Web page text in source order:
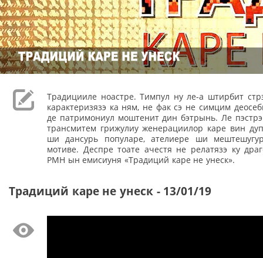
Традицииле ноастре. Тимпул ну ле-а штирбит
карактеризязэ ка ням, не фак сэ не симцим
де патримониул моштенит дин бэтрынь. Ле
трансмитем грижулиу женерациилор каре вин
ши дансурь популаре, ателиере ши
мотиве. Деспре тоате ачестя не релатязэ ку
РМН ын емисиуня «Традиций каре не унеск».
Традиций каре не унеск - 13/01/19